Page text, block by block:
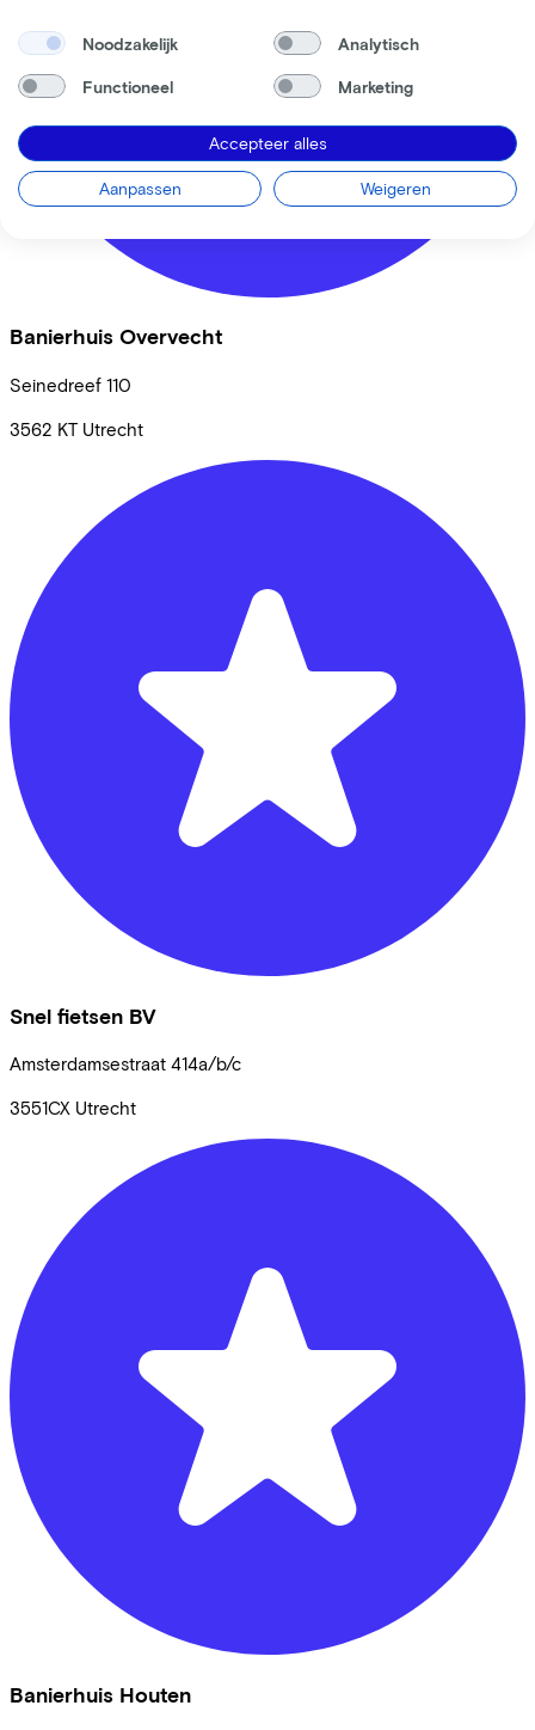
Banierhuis Overvecht
Seinedreef 110
3562 KT Utrecht
Snel fietsen BV
Amsterdamsestraat 414a/b/c
3551CX Utrecht
Banierhuis Houten
Noodzakelijk Analytisch
Functioneel Marketing
Accepteer alles
Aanpassen Weigeren